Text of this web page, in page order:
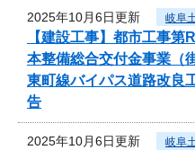
2025年10月6日更新 岐阜
【建設工事】都市工事
本整備総合交付金事業（
東町線バイパス道路改良
告
2025年10月6日更新 岐阜